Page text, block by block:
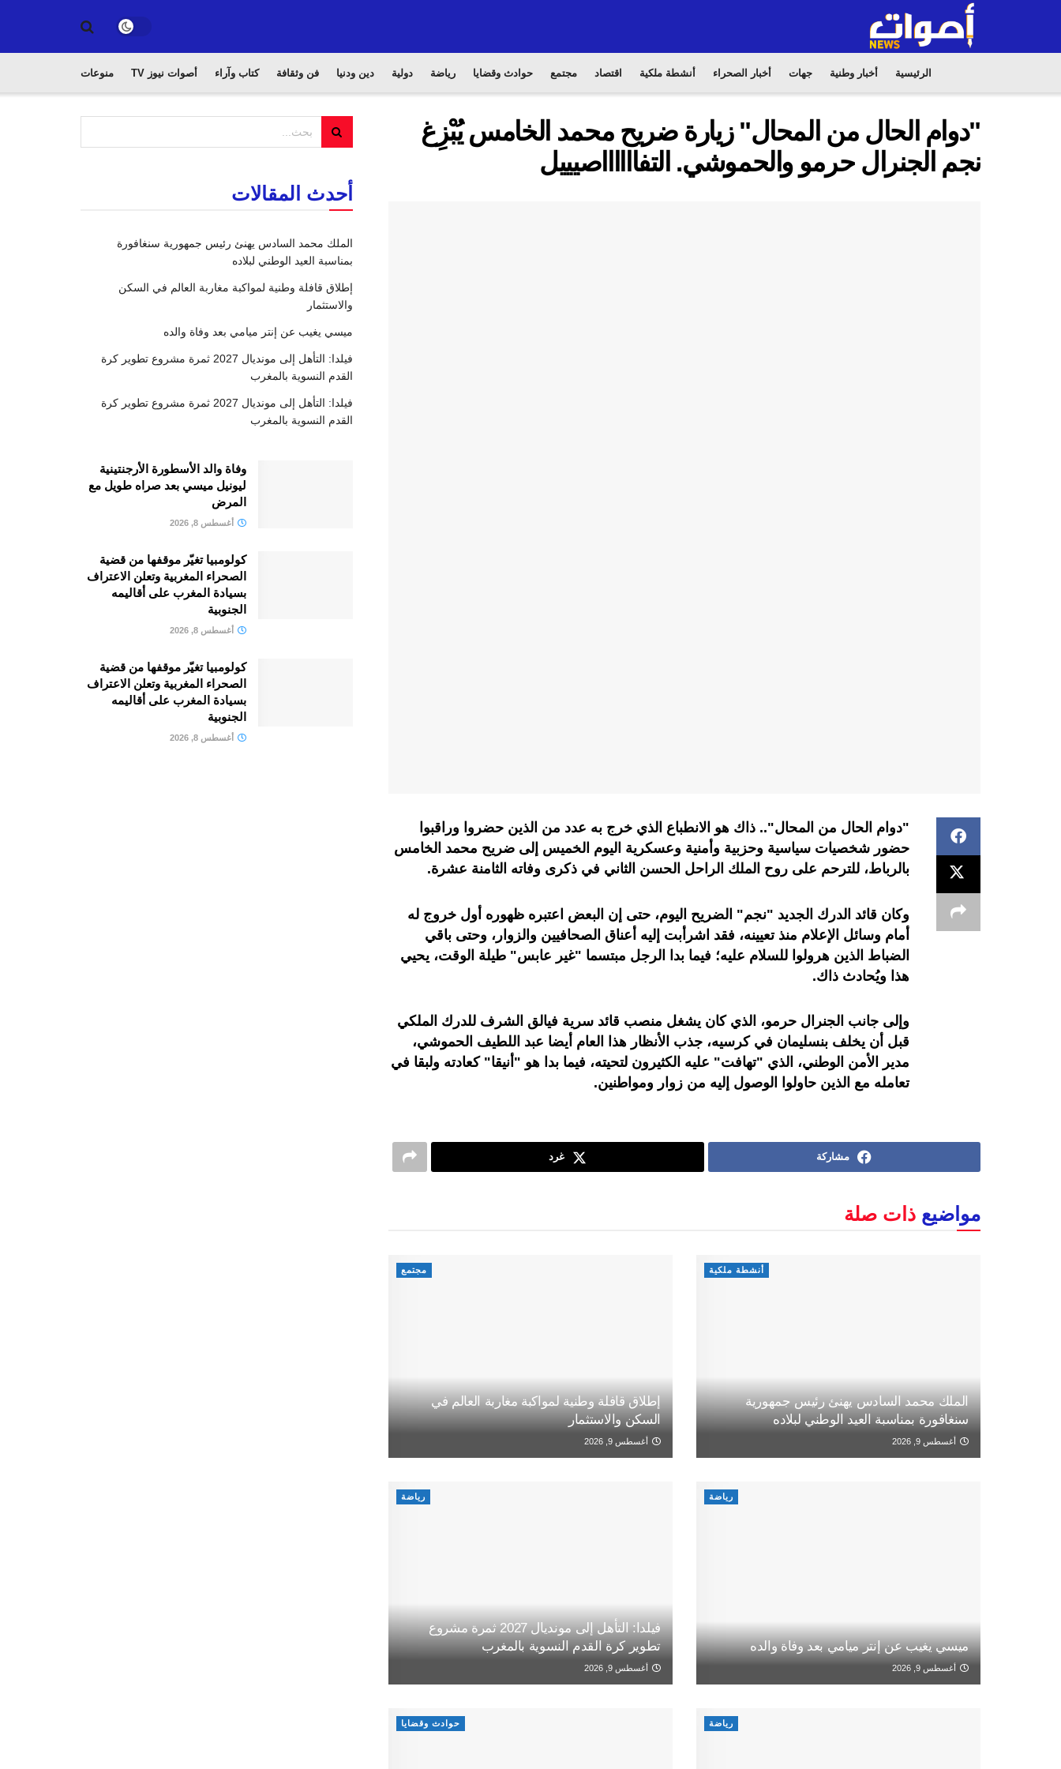
الرئيسية أخبار وطنية جهات أخبار الصحراء أنشطة ملكية اقتصاد مجتمع حوادث وقضايا رياضة دولية دين ودنيا فن وثقافة كتاب وآراء أصوات نيوز TV منوعات
"دوام الحال من المحال" زيارة ضريح محمد الخامس يُبْزِغ
نجم الجنرال حرمو والحموشي. التفااااااصيييل
"دوام الحال من المحال".. ذاك هو الانطباع الذي خرج به عدد من الذين حضروا وراقبوا
حضور شخصيات سياسية وحزبية وأمنية وعسكرية اليوم الخميس إلى ضريح محمد الخامس
بالرباط، للترحم على روح الملك الراحل الحسن الثاني في ذكرى وفاته الثامنة عشرة.
وكان قائد الدرك الجديد "نجم" الضريح اليوم، حتى إن البعض اعتبره ظهوره أول خروج له
أمام وسائل الإعلام منذ تعيينه، فقد اشرأبت إليه أعناق الصحافيين والزوار، وحتى باقي
الضباط الذين هرولوا للسلام عليه؛ فيما بدا الرجل مبتسما "غير عابس" طيلة الوقت، يحيي
هذا ويُحادث ذاك.
وإلى جانب الجنرال حرمو، الذي كان يشغل منصب قائد سرية فيالق الشرف للدرك الملكي
قبل أن يخلف بنسليمان في كرسيه، جذب الأنظار هذا العام أيضا عبد اللطيف الحموشي،
مدير الأمن الوطني، الذي "تهافت" عليه الكثيرون لتحيته، فيما بدا هو "أنيقا" كعادته ولبقا في
تعامله مع الذين حاولوا الوصول إليه من زوار ومواطنين.
مشاركة غرد
مواضيع ذات صلة
أنشطة ملكية
الملك محمد السادس يهنئ رئيس جمهورية
سنغافورة بمناسبة العيد الوطني لبلاده
أغسطس 9, 2026
مجتمع
إطلاق قافلة وطنية لمواكبة مغاربة العالم في
السكن والاستثمار
أغسطس 9, 2026
رياضة
ميسي يغيب عن إنتر ميامي بعد وفاة والده
أغسطس 9, 2026
رياضة
فيلدا: التأهل إلى مونديال 2027 ثمرة مشروع
تطوير كرة القدم النسوية بالمغرب
أغسطس 9, 2026
رياضة حوادث وقضايا
أحدث المقالات
الملك محمد السادس يهنئ رئيس جمهورية سنغافورة
بمناسبة العيد الوطني لبلاده
إطلاق قافلة وطنية لمواكبة مغاربة العالم في السكن
والاستثمار
ميسي يغيب عن إنتر ميامي بعد وفاة والده
فيلدا: التأهل إلى مونديال 2027 ثمرة مشروع تطوير كرة
القدم النسوية بالمغرب
فيلدا: التأهل إلى مونديال 2027 ثمرة مشروع تطوير كرة
القدم النسوية بالمغرب
وفاة والد الأسطورة الأرجنتينية
ليونيل ميسي بعد صراه طويل مع
المرض
أغسطس 8, 2026
كولومبيا تغيّر موقفها من قضية
الصحراء المغربية وتعلن الاعتراف
بسيادة المغرب على أقاليمه
الجنوبية
أغسطس 8, 2026
كولومبيا تغيّر موقفها من قضية
الصحراء المغربية وتعلن الاعتراف
بسيادة المغرب على أقاليمه
الجنوبية
أغسطس 8, 2026